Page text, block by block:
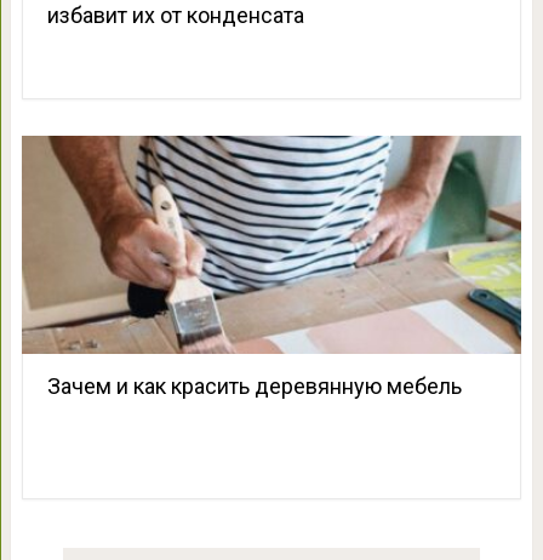
избавит их от конденсата
Зачем и как красить деревянную мебель